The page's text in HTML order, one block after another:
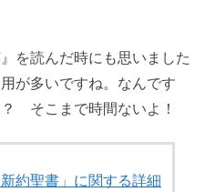
を読んだ時にも思いました
が多いですね。なんです
そこまで時間ないよ！
約聖書」に関する詳細